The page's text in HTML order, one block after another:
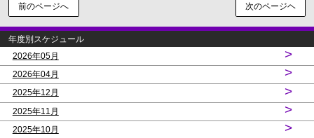
前のページへ 次のページヘ
年度別スケジュール
2026年05月
>
2026年04月 >
2025年12月 >
2025年11月 >
2025年10月 >